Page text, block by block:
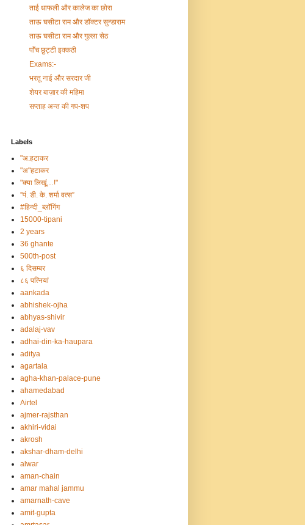
ताई धाफली और कालेज का छोरा
ताऊ घसीटा राम और डॉक्टर सुन्डाराम
ताऊ घसीटा राम और गुल्ला सेठ
पाँच छुट्टी इक्कठी
Exams:-
भरतू नाई और सरदार जी
शेयर बाज़ार की महिमा
सप्ताह अन्त की गप-शप
Labels
"अ:हटाकर
"अ"हटाकर
"क्या लिखूं…!"
”पं. डी. के. शर्मा वत्स”
#हिन्दी_ब्लॉगिंग
15000-tipani
2 years
36 ghante
500th-post
६ दिसम्बर
८६ पत्नियां
aankada
abhishek-ojha
abhyas-shivir
adalaj-vav
adhai-din-ka-haupara
aditya
agartala
agha-khan-palace-pune
ahamedabad
Airtel
ajmer-rajsthan
akhiri-vidai
akrosh
akshar-dham-delhi
alwar
aman-chain
amar mahal jammu
amarnath-cave
amit-gupta